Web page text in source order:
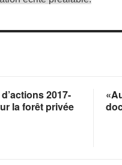
2017-
la forêt privée